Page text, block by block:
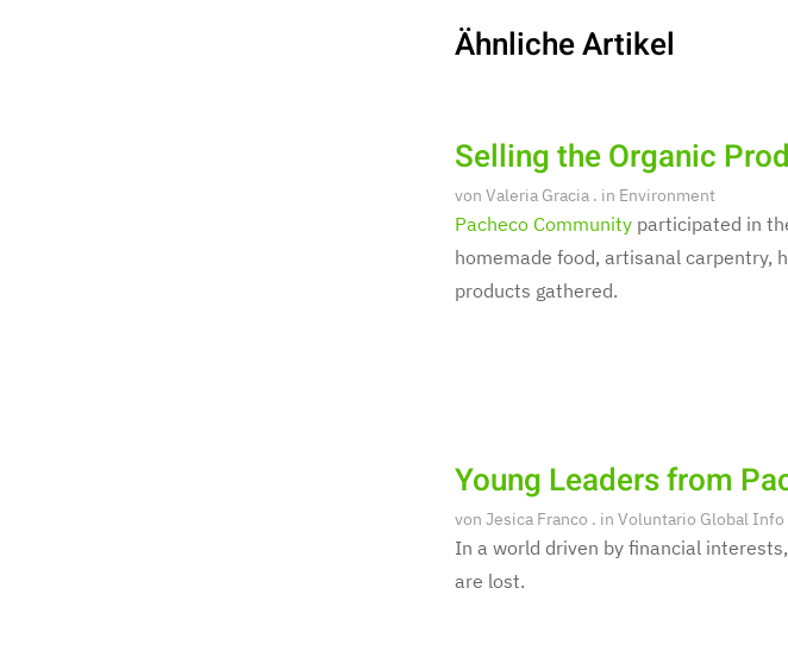
Ähnliche Artikel
Selling the Organic
von Valeria Gracia . in Environment
Pacheco Community participated in
homemade food, artisanal carpentry,
products gathered.
Young Leaders from
von Jesica Franco . in Voluntario Global Info
In a world driven by financial
are lost.